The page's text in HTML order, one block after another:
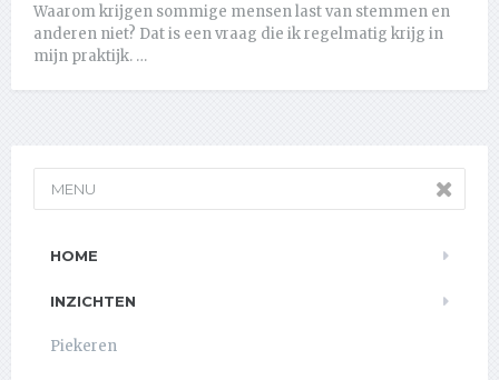
Waarom krijgen sommige mensen last van stemmen en
anderen niet? Dat is een vraag die ik regelmatig krijg in
mijn praktijk. …
MENU
HOME
INZICHTEN
Piekeren